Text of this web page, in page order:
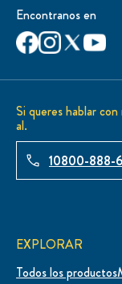
Encontranos en
Si queres hablar
al.
10800-888-
EXPLORAR
Todos los productos